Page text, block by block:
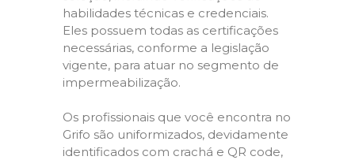
habilidades técnicas e credenciais.
Eles possuem todas as certificações
necessárias, conforme a legislação
vigente, para atuar no segmento de
impermeabilização.
Os profissionais que você encontra no
Grifo são uniformizados, devidamente
identificados com crachá e QR code,